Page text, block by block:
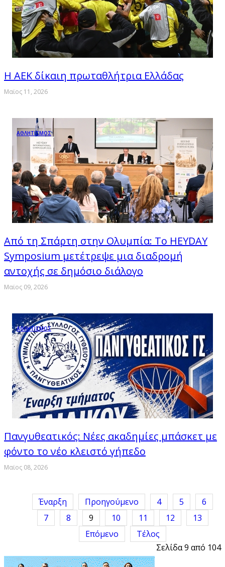
Η ΑΕΚ δίκαιη πρωταθλήτρια Ελλάδας
Μαϊος 11, 2026
ΑΘΛΗΤΙΣΜΟΣ
Από τη Σπάρτη στην Ολυμπία: Το HEYDAY
Symposium μετέτρεψε μια διαδρομή
αντοχής σε δημόσιο διάλογο
Μαϊος 09, 2026
ΑΘΛΗΤΙΣΜΟΣ
Πανγυθεατικός: Νέες ακαδημίες μπάσκετ με
φόντο το νέο κλειστό γήπεδο
Μαϊος 08, 2026
Έναρξη Προηγούμενο 4 5
6
7
8 9 10 11 12
13
Επόμενο
Τέλος
Σελίδα 9 από 104